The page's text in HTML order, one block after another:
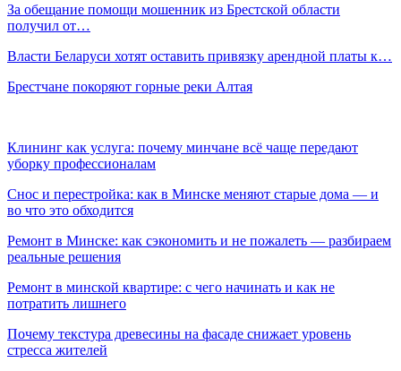
За обещание помощи мошенник из Брестской области
получил от…
Власти Беларуси хотят оставить привязку арендной платы к…
Брестчане покоряют горные реки Алтая
Клининг как услуга: почему минчане всё чаще передают
уборку профессионалам
Снос и перестройка: как в Минске меняют старые дома — и
во что это обходится
Ремонт в Минске: как сэкономить и не пожалеть — разбираем
реальные решения
Ремонт в минской квартире: с чего начинать и как не
потратить лишнего
Почему текстура древесины на фасаде снижает уровень
стресса жителей